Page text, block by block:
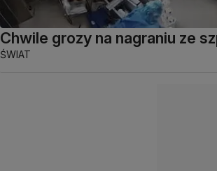
Chwile grozy na nagraniu ze
ŚWIAT